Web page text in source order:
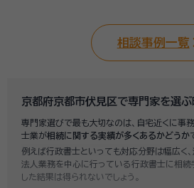
相談事例一覧
京都府京都市伏見区で専門家を選ぶ
専門家選びで最も大切なのは、自宅近くに事
士業が相続に関する実績が多くあるかどうか
例えば行政書士といっても対応分野は幅広く
法人業務を中心に行っている行政書士に相続
した結果は得られないでしょう。